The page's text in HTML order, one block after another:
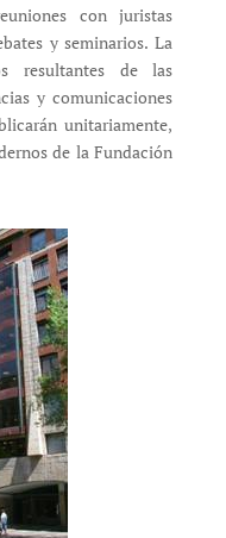
con juristas
y seminarios. La
resultantes de las
y comunicaciones
unitariamente,
de la Fundación